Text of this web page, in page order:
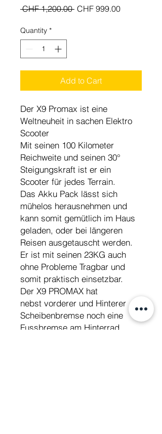
CHF 1,200.00 Regular
CHF 999.00Sale
Quantity *
Add to Cart
Der X9 Promax ist eine
Weltneuheit in sachen Elektro
Scooter
Mit seinen 100 Kilometer
Reichweite und seinen 30°
Steigungskraft ist er ein
Scooter für jedes Terrain.
Das Akku Pack lässt sich
mühelos herausnehmen und
kann somit gemütlich im Haus
geladen, oder bei längeren
Reisen ausgetauscht werden.
Er ist mit seinen 23KG auch
ohne Probleme Tragbar und
somit praktisch einsetzbar.
Der X9 PROMAX hat
nebst vorderer und Hinterer
Scheibenbremse noch eine
Fussbremse am Hinterrad.